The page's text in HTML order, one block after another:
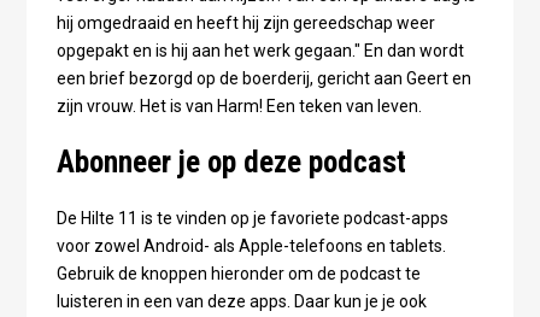
hij omgedraaid en heeft hij zijn gereedschap weer
opgepakt en is hij aan het werk gegaan." En dan wordt
een brief bezorgd op de boerderij, gericht aan Geert en
zijn vrouw. Het is van Harm! Een teken van leven.
Abonneer je op deze podcast
De Hilte 11 is te vinden op je favoriete podcast-apps
voor zowel Android- als Apple-telefoons en tablets.
Gebruik de knoppen hieronder om de podcast te
luisteren in een van deze apps. Daar kun je je ook